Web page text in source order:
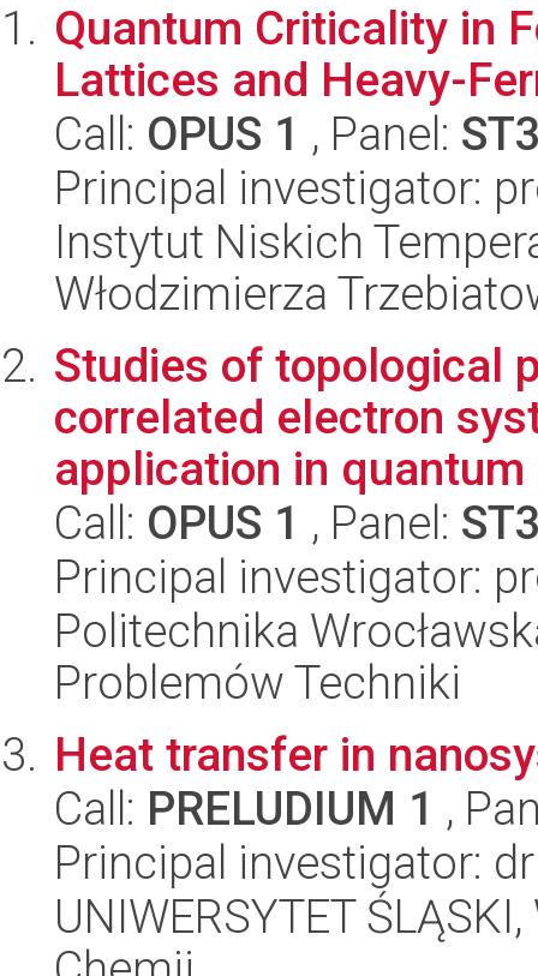
Quantum Criticality in
Lattices and Heavy-
Call: OPUS 1 , Panel:
Principal investigator:
Instytut Niskich
Włodzimierza
Studies of topological
correlated electron
application in
Call: OPUS 1 , Panel:
Principal investigator:
Politechnika
Problemów Techniki
Heat transfer in
Call: PRELUDIUM 1 ,
Principal investigator:
UNIWERSYTET